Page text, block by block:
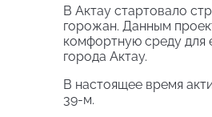
В Актау стартовало
горожан. Данным
комфортную среду для
города Актау.
В настоящее время
39-м.